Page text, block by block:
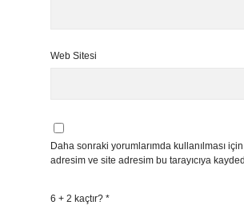
Web Sitesi
Daha sonraki yorumlarımda kullanılması
adresim ve site adresim bu tarayıcıya
6 + 2 kaçtır? *